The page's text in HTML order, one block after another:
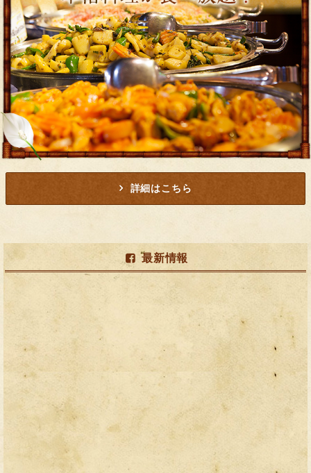
詳細はこちら
最新情報